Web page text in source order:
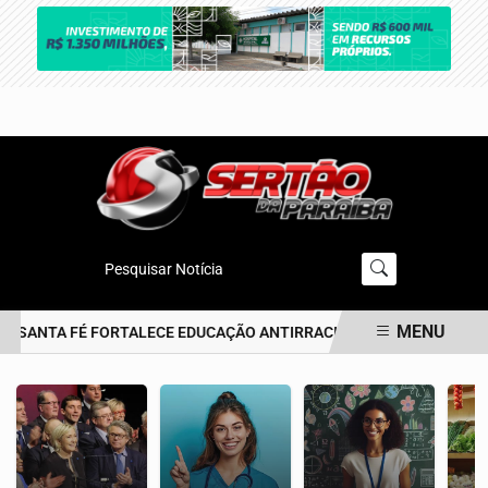
Pesquisar Notícia
FÉ FORTALECE EDUCAÇÃO ANTIRRACISTA DESDE AMENU